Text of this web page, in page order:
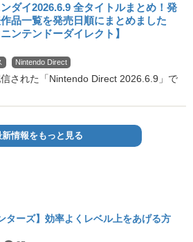
ダイ2026.6.9 全タイトルまとめ！発
品一覧を発売日順にまとめました
ニンテンドーダイレクト】
Nintendo Direct
された「Nintendo Direct 2026.6.9」で
新情報をもっと見る
ターズ】効率よくレベル上をあげる方